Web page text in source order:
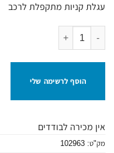
עגלת קניות מתקפלת לרכב
כמות של עגלת קניות מרקט
הוסף לרשימה שלי
אין מכירה לבודדים
מק"ט: 102963